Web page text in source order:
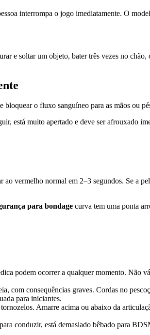
interrompa o jogo imediatamente. O
e soltar um objeto, bater três vezes no
bloquear o fluxo sanguíneo para as mãos ou
está muito apertado e deve ser afrouxado
vermelho normal em 2–3 segundos. Se a
para bondage curva tem uma ponta
podem ocorrer a qualquer momento. Não
com consequências graves. Cordas no
para iniciantes.
Amarre acima ou abaixo da
conduzir, está demasiado bêbado para